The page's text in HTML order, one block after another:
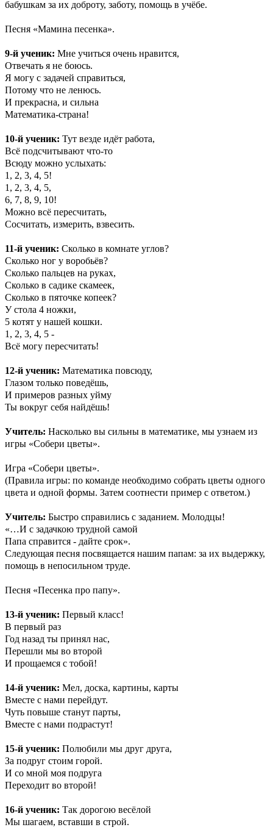
бабушкам за их доброту, заботу, помощь в учёбе.
Песня «Мамина песенка».
9-й ученик: Мне учиться очень нравится,
Отвечать я не боюсь.
Я могу с задачей справиться,
Потому что не ленюсь.
И прекрасна, и сильна
Математика-страна!
10-й ученик: Тут везде идёт работа,
Всё подсчитывают что-то
Всюду можно услыхать:
1, 2, 3, 4, 5!
1, 2, 3, 4, 5,
6, 7, 8, 9, 10!
Можно всё пересчитать,
Сосчитать, измерить, взвесить.
11-й ученик: Сколько в комнате углов?
Сколько ног у воробьёв?
Сколько пальцев на руках,
Сколько в садике скамеек,
Сколько в пяточке копеек?
У стола 4 ножки,
5 котят у нашей кошки.
1, 2, 3, 4, 5 -
Всё могу пересчитать!
12-й ученик: Математика повсюду,
Глазом только поведёшь,
И примеров разных уйму
Ты вокруг себя найдёшь!
Учитель: Насколько вы сильны в математике, мы узнаем из
игры «Собери цветы».
Игра «Собери цветы».
(Правила игры: по команде необходимо собрать цветы одного
цвета и одной формы. Затем соотнести пример с ответом.)
Учитель: Быстро справились с заданием. Молодцы!
«…И с задачкою трудной самой
Папа справится - дайте срок».
Следующая песня посвящается нашим папам: за их выдержку,
помощь в непосильном труде.
Песня «Песенка про папу».
13-й ученик: Первый класс!
В первый раз
Год назад ты принял нас,
Перешли мы во второй
И прощаемся с тобой!
14-й ученик: Мел, доска, картины, карты
Вместе с нами перейдут.
Чуть повыше станут парты,
Вместе с нами подрастут!
15-й ученик: Полюбили мы друг друга,
За подруг стоим горой.
И со мной моя подруга
Переходит во второй!
16-й ученик: Так дорогою весёлой
Мы шагаем, вставши в строй.